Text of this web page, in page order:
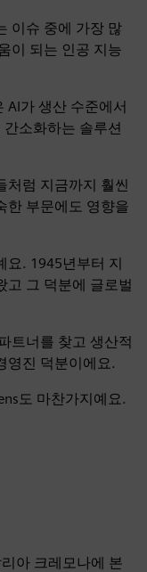
이슈 중에 가장 많
이 되는 인공 지능
AI가 생산 수준에서
소화하는 솔루션
처럼 지금까지 훨씬
한 부문에도 영향을
요. 1945년부터 지
고 그 덕분에 글로벌
트너를 찾고 생산적
영진 덕분이에요.
도 마찬가지예요.
아 크레모나에 본